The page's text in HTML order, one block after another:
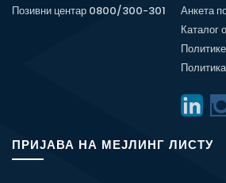
Позивни центар 0800/300-301
Анкета
Каталог
ПРИЈАВА НА МЕЈЛИНГ ЛИСТУ